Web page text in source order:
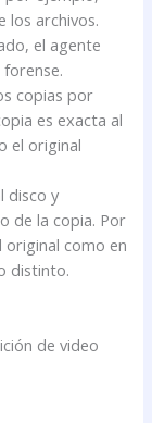
los archivos.
el agente
copias por
es exacta al
el original
disco y
de la copia. Por
como en
distinto.
de video